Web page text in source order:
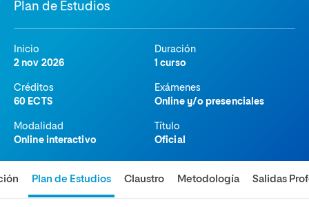
Plan de Estudios
Inicio
2 nov 2026
Duración
1 curso
Créditos
60 ECTS
Exámenes
Online y/o presenciales
Modalidad
Online interactivo
Título
Oficial
Plan de Estudios Claustro Metodología Salidas